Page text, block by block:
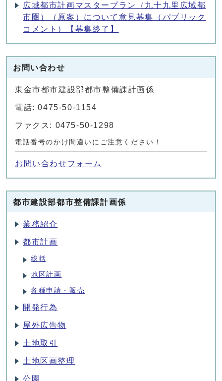
広域都市計画マスタープラン（九十九里広域都
市圏）（原案）について意見募集（パブリック
コメント）【募集終了】
お問い合わせ
東金市都市建設部都市整備課計画係
電話: 0475-50-1154
ファクス: 0475-50-1298
電話番号のかけ間違いにご注意ください！
お問い合わせフォーム
都市建設部都市整備課計画係
業務紹介
都市計画
総括
地区計画
各種申請・販売
開発行為
屋外広告物
土地取引
土地区画整理
公園